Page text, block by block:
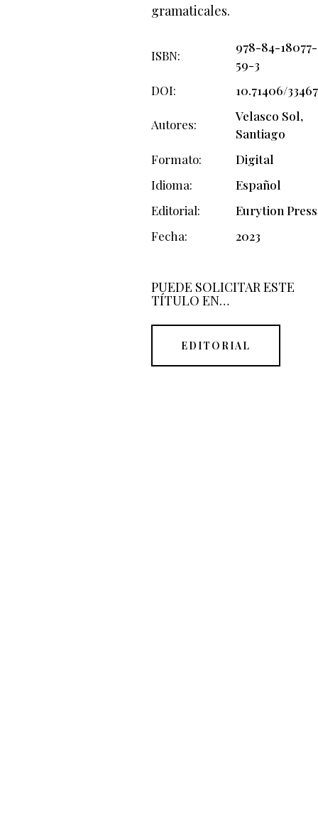
gramaticales.
ISBN
978-84-18077-
59-3
DOI
10.71406/33467
Autores
Velasco Sol,
Santiago
Formato
Digital
Idioma
Español
Editorial
Eurytion Press
Fecha
2023
PUEDE SOLICITAR ESTE
TÍTULO EN…
EDITORIAL